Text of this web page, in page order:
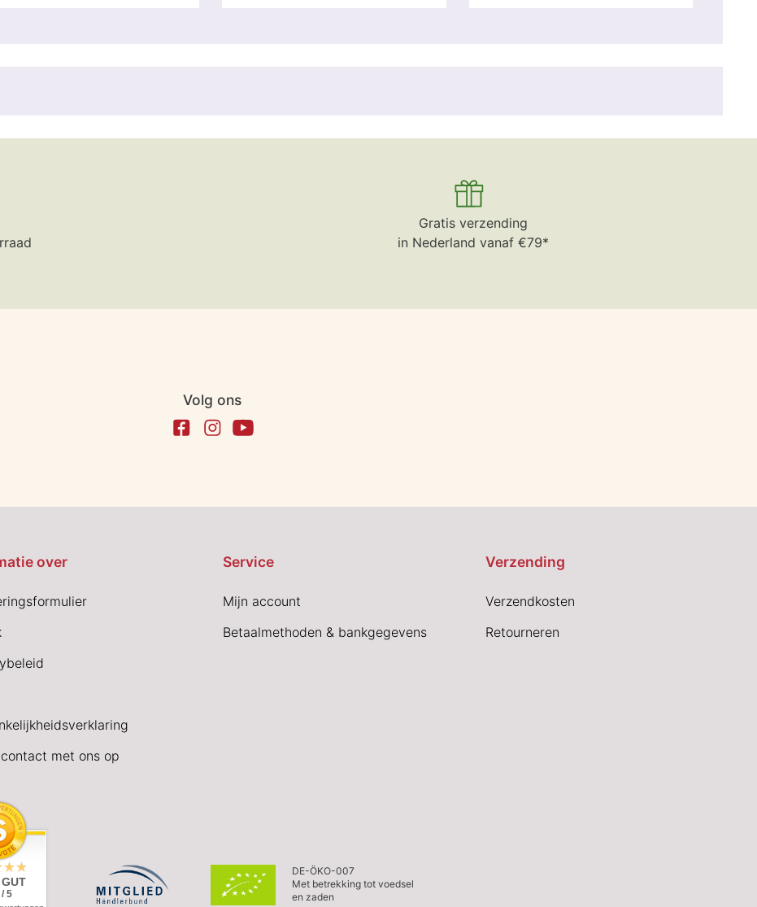
Gratis verzending
in Nederland vanaf €79*
Volg ons
over
met ons op
Service
Mijn account
Betaalmethoden & bankgegevens
Verzending
Verzendkosten
Retourneren
5
DE-ÖKO-007
Met betrekking tot voedsel
en zaden